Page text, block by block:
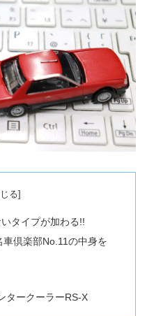
タイプが加わる!!
倶楽部No.11の中身を
タークーラーRS-X